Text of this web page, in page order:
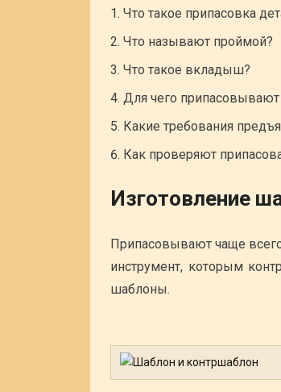
Что такое припасовка
Что называют проймой?
Что такое вкладыш?
Для чего припасовывают
Какие требования
Как проверяют
Изготовление
Припасовывают чаще
инструмент, которым
шаблоны.